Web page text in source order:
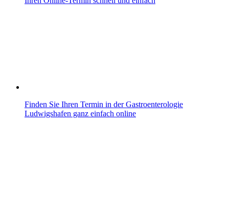
Finden Sie Ihren Termin in der Gastroenterologie
Ludwigshafen ganz einfach online